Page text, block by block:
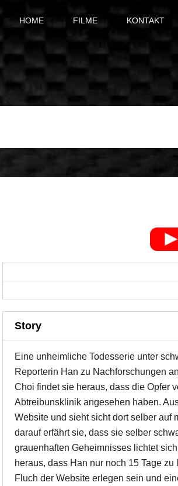
HOME FILME KONTAKT
Next
Story
Eine unheimliche Todesserie unter
Reporterin Han zu Nachforschungen
Choi findet sie heraus, dass die Opfer
Abtreibunsklinik angesehen haben.
Website und sieht sicht dort selber auf
darauf erfährt sie, dass sie selber
grauenhaften Geheimnisses lichtet
heraus, dass Han nur noch 15 Tage
Fluch der Website erlegen sein und